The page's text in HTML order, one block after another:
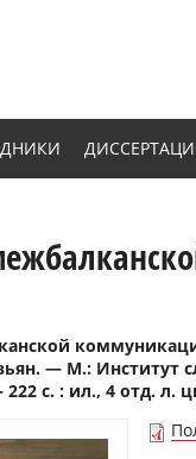
― М.: Институт
с. : ил., 4 отд. л.